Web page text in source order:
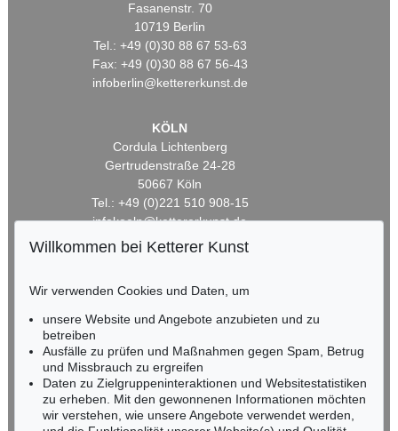
Fasanenstr. 70
10719 Berlin
Tel.: +49 (0)30 88 67 53-63
Fax: +49 (0)30 88 67 56-43
infoberlin@kettererkunst.de
KÖLN
Cordula Lichtenberg
Gertrudenstraße 24-28
50667 Köln
Tel.: +49 (0)221 510 908-15
infokoeln@kettererkunst.de
HESSEN
Miriam Heß
Tel.: +49 (0)62 21 58 80-038
Fax: +49 (0)62 21 58 80-595
infoheidelberg@kettererkunst.de
NORDDEUTSCHLAND
Willkommen bei Ketterer Kunst
Wir verwenden Cookies und Daten, um
unsere Website und Angebote anzubieten und zu
betreiben
Ausfälle zu prüfen und Maßnahmen gegen Spam, Betrug
und Missbrauch zu ergreifen
Daten zu Zielgruppeninteraktionen und Websitestatistiken
zu erheben. Mit den gewonnenen Informationen möchten
wir verstehen, wie unsere Angebote verwendet werden,